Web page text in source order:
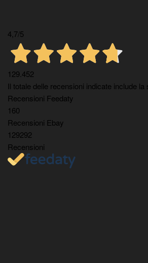
4,7/5
129.452
Il totale delle recensioni indicate include la
Recensioni Feedaty
160
Recensioni Ebay
129292
Recensioni